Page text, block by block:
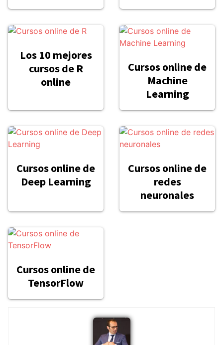
Los 10 mejores
cursos de R
online
Cursos online de
Machine
Learning
Cursos online de
Deep Learning
Cursos online de
redes
neuronales
Cursos online de
TensorFlow